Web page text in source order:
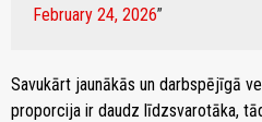
February 24, 2026
Savukārt jaunākās un darbspējīgā
proporcija ir daudz līdzsvarotāka,